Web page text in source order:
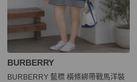
BURBERRY
BURBERRY 藍標 橫條綁帶戰馬洋裝